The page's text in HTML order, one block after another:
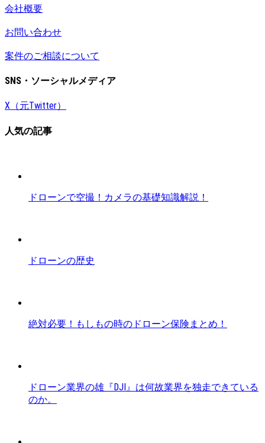
会社概要
お問い合わせ
案件のご相談について
SNS・ソーシャルメディア
X（元Twitter）
人気の記事
ドローンで空撮！カメラの基礎知識解説！
ドローンの歴史
絶対必要！もしもの時のドローン保険まとめ！
ドローン業界の雄『DJI』は何故業界を独走できている
のか。